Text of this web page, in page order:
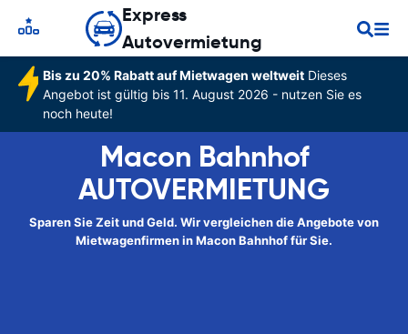
Express
Autovermietung
Bis zu 20% Rabatt auf Mietwagen weltweitDieses
Angebot ist gültig bis 11. August 2026 - nutzen Sie es
noch heute!
Macon Bahnhof
AUTOVERMIETUNG
Sparen Sie Zeit und Geld. Wir vergleichen die Angebote von
Mietwagenfirmen in Macon Bahnhof für Sie.